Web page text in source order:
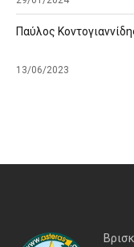
Παύλος
13/06/2023